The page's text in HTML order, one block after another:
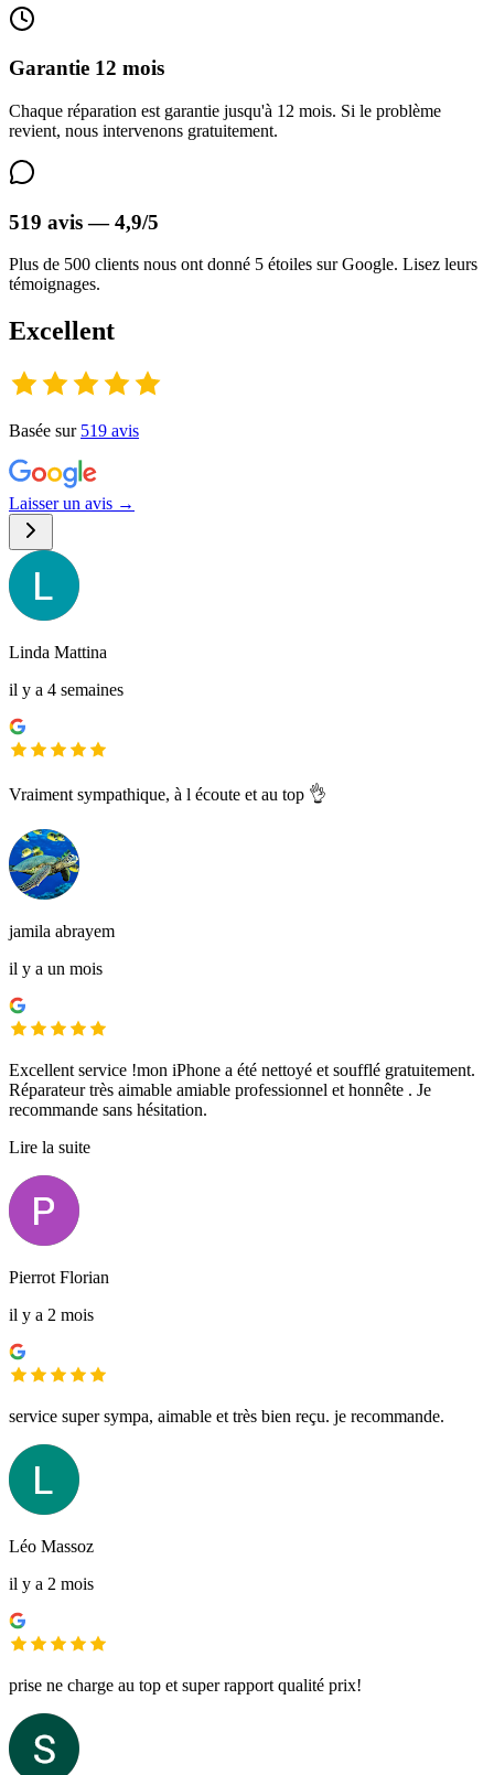
Garantie 12 mois
Chaque réparation est garantie jusqu'à 12 mois. Si le problème
revient, nous intervenons gratuitement.
519 avis — 4,9/5
Plus de 500 clients nous ont donné 5 étoiles sur Google. Lisez leurs
témoignages.
Excellent
Basée sur 519 avis
Laisser un avis →
Linda Mattina
il y a 4 semaines
Vraiment sympathique, à l écoute et au top 👌
jamila abrayem
il y a un mois
Excellent service !mon iPhone a été nettoyé et soufflé gratuitement.
Réparateur très aimable amiable professionnel et honnête . Je
recommande sans hésitation.
Lire la suite
Pierrot Florian
il y a 2 mois
service super sympa, aimable et très bien reçu. je recommande.
Léo Massoz
il y a 2 mois
prise ne charge au top et super rapport qualité prix!